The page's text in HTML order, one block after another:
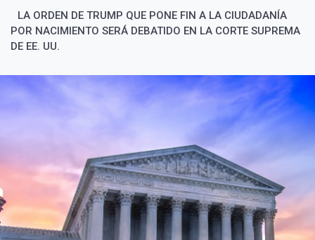
LA ORDEN DE TRUMP QUE PONE FIN A LA CIUDADANÍA
POR NACIMIENTO SERÁ DEBATIDO EN LA CORTE SUPREMA
DE EE. UU.